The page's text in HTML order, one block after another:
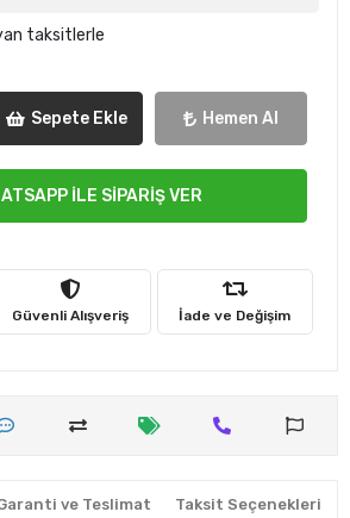
taksitlerle
Sepete Ekle Hemen Al
İLE SİPARİŞ VER
Güvenli Alışveriş İade ve Değişim
ve Teslimat Taksit Seçenekleri